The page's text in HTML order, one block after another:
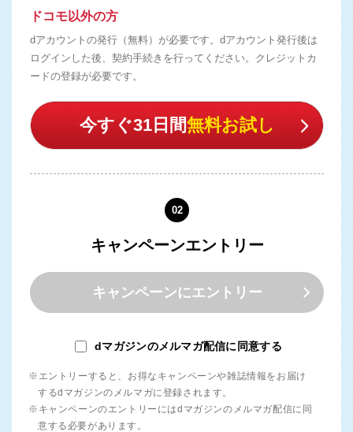
ドコモ以外の方
dアカウントの発行（無料）が必要です。dアカウント発行後は
ログインした後、契約手続きを行ってください。クレジットカ
ードの登録が必要です。
今すぐ31日間無料お試し
02
キャンペーンエントリー
キャンペーンにエントリー
dマガジンのメルマガ配信に同意する
※エントリーすると、お得なキャンペーンや雑誌情報をお届け
するdマガジンのメルマガに登録されます。
※キャンペーンのエントリーにはdマガジンのメルマガ配信に同
意する必要があります。